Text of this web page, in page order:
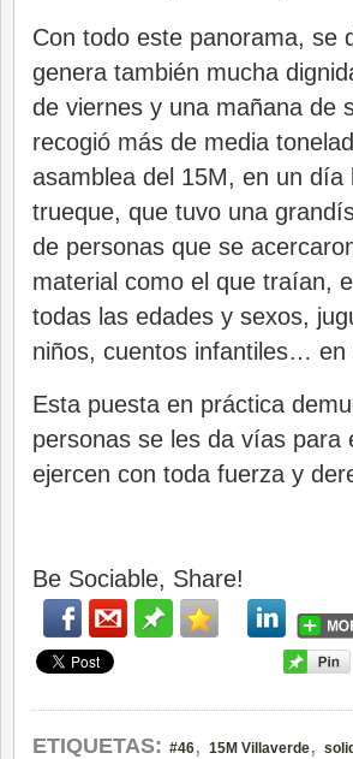
Con todo este panorama, se
genera también mucha
de viernes y una mañana de
recogió más de media
asamblea del 15M, en un
trueque, que tuvo una
de personas que se
material como el que traían,
todas las edades y sexos,
niños, cuentos infantiles…
Esta puesta en práctica
personas se les da vías para
ejercen con toda fuerza y
Be Sociable, Share!
ETIQUETAS: #46, 15M Villaverde,